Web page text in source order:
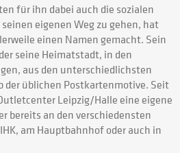
für ihn dabei auch die sozialen
eigenen Weg zu gehen, hat
einen Namen gemacht. Sein
seine Heimatstadt, in den
aus den unterschiedlichsten
der üblichen Postkartenmotive. Seit
Leipzig/Halle eine eigene
bereits an den verschiedensten
am Hauptbahnhof oder auch in